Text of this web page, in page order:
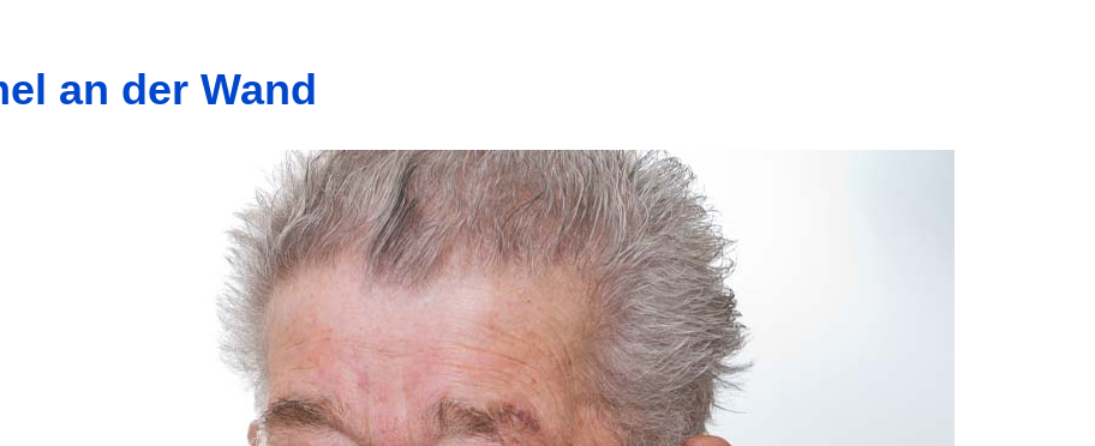
an der Wand